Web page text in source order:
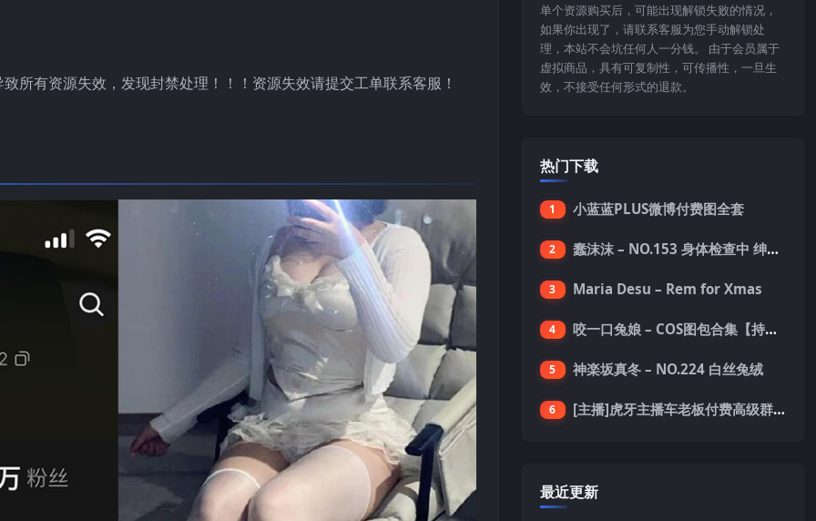
所有资源失效，发现封禁处理！！！资源失效请提交工单联系客服！
单个资源购买后，可能出现解锁失败的情况，
如果你出现了，请联系客服为您手动解锁处
理，本站不会坑任何人一分钱。 由于会员属于
虚拟商品，具有可复制性，可传播性，一旦生
效，不接受任何形式的退款。
热门下载
1 小蓝蓝PLUS微博付费图全套
2 蠢沫沫 – NO.153 身体检查中 绅士版 [150P-1.4G]
3 Maria Desu – Rem for Xmas
4 咬一口兔娘 – COS图包合集【持续更新中】
5 神楽坂真冬 – NO.224 白丝兔绒
6 [主播]虎牙主播车老板付费高级群真空内衣极限定制8分19
最近更新